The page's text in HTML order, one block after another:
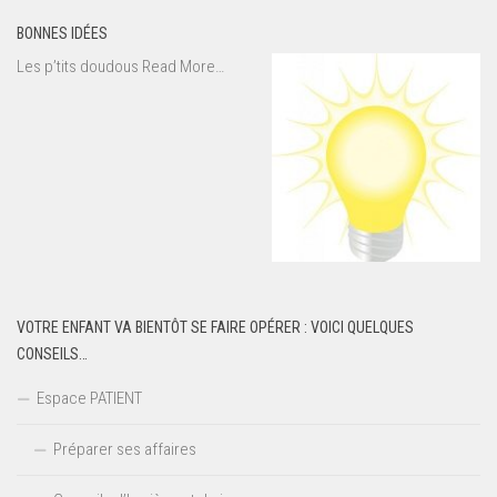
BONNES IDÉES
Les p’tits doudous Read More…
VOTRE ENFANT VA BIENTÔT SE FAIRE OPÉRER : VOICI QUELQUES
CONSEILS…
Espace PATIENT
Préparer ses affaires